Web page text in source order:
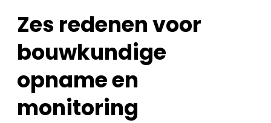
Zes redenen voor
bouwkundige
opname en
monitoring